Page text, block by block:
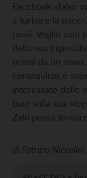
Facebook «false
a turbare la
rinvii. Voglio solo
della sua
ormai da un
coronavirus e
interessato delle
buio sulla sua
Zaki possa
di Patrizia Niccolini